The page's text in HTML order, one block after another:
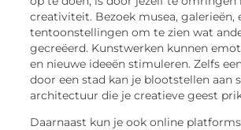
creativiteit. Bezoek musea, galerieën,
tentoonstellingen om te zien wat
gecreëerd. Kunstwerken kunnen
en nieuwe ideeën stimuleren. Zelfs
door een stad kan je blootstellen aan
architectuur die je creatieve geest
Daarnaast kun je ook online